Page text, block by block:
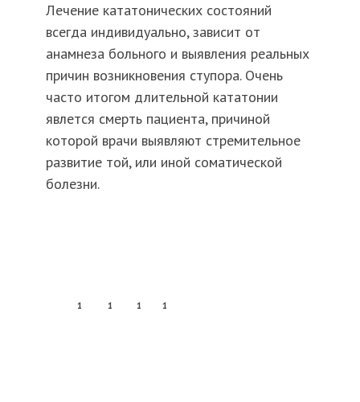
Лечение кататонических состояний
всегда индивидуально, зависит от
анамнеза больного и выявления реальных
причин возникновения ступора. Очень
часто итогом длительной кататонии
явлется смерть пациента, причиной
которой врачи выявляют стремительное
развитие той, или иной соматической
болезни.
1 1 1 1